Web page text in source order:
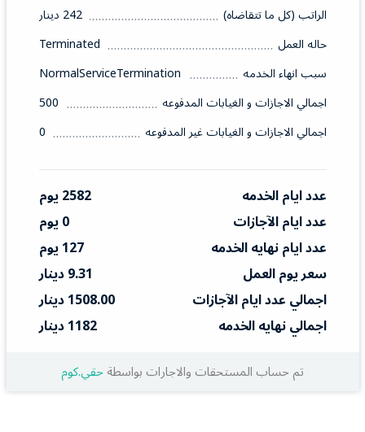
الراتب (كل ما تتقاضاه)
242 دينار
حاله العمل
Terminated
سبب انهاء الخدمه
NormalServiceTermination
اجمالي الاجازات و الغيابات المدفوعه
500
اجمالي الاجازات و الغيابات غير المدفوعه
0
عدد ايام الخدمه
2582 يوم
عدد ايام الآجازات
0 يوم
عدد ايام نهايه الخدمه
127 يوم
سعر يوم العمل
9.31 دينار
اجمالي عدد ايام الآجازات
1508.00 دينار
اجمالي نهايه الخدمه
1182 دينار
تم حساب المستحقات والاجارات بواسطةحقي.كوم